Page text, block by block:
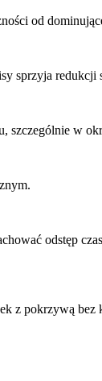
od
sprzyja redukcji
szczególnie w
odstęp
z pokrzywą bez